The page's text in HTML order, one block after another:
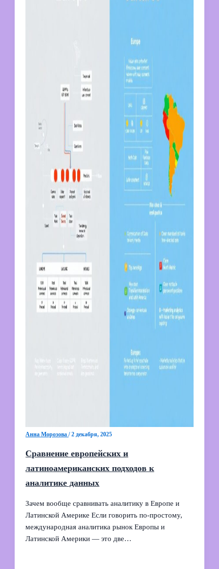
Анна Морозова/2 декабря, 2025
Сравнение европейских и
латиноамериканских подходов к
аналитике данных
Зачем вообще сравнивать аналитику в Европе и
Латинской Америке Если говорить по‑простому,
международная аналитика рынок Европы и
Латинской Америки — это две…